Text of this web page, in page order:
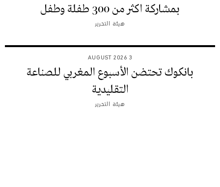
بمشاركة اكثر من 300 طفلة وطفل
هيئة التحرير
3 AUGUST 2026
بانكوك تحتضن الأسبوع المغربي للصناعة
التقليدية
هيئة التحرير